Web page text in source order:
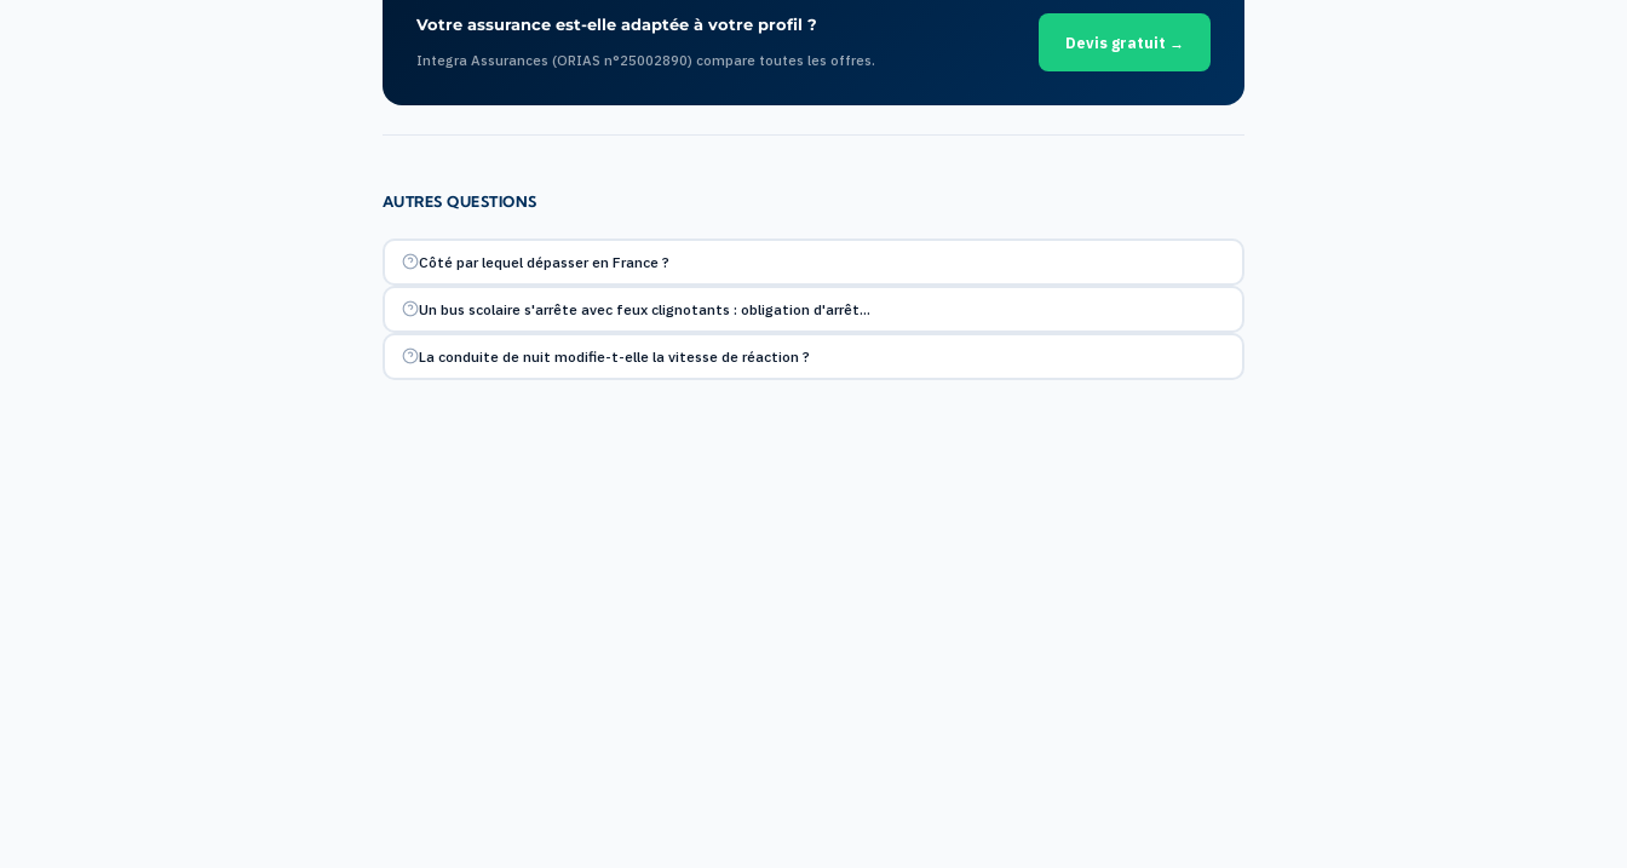
Votre assurance est-elle adaptée à votre profil ?
Integra Assurances (ORIAS n°25002890) compare toutes les offres.
Devis gratuit →
AUTRES QUESTIONS
Côté par lequel dépasser en France ?
Un bus scolaire s'arrête avec feux clignotants : obligation d'arrêt…
La conduite de nuit modifie-t-elle la vitesse de réaction ?